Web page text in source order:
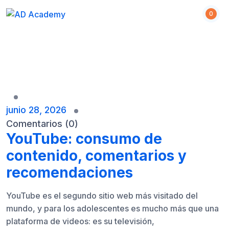
0
junio 28, 2026
Comentarios (0)
YouTube: consumo de
contenido, comentarios y
recomendaciones
YouTube es el segundo sitio web más visitado del
mundo, y para los adolescentes es mucho más que una
plataforma de videos: es su televisión,